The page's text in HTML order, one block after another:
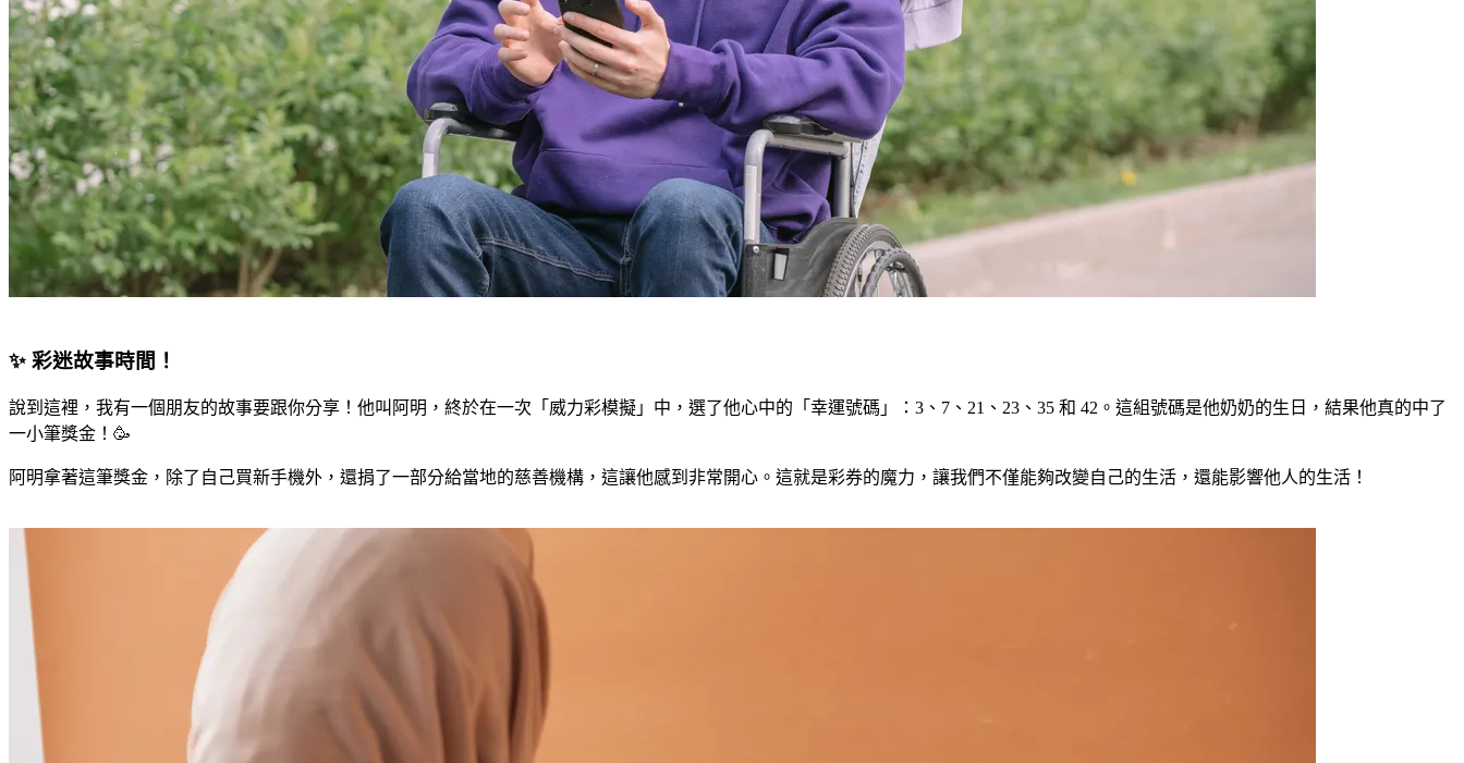
✨ 彩迷故事時間！
說到這裡，我有一個朋友的故事要跟你分享！他叫阿明，終於在一次「威力彩模擬」中，選了他心中的「幸運號碼」：3、7、21、23、35 和 42。這組號碼是他奶奶的生日，結果他真的中了
一小筆獎金！🥳
阿明拿著這筆獎金，除了自己買新手機外，還捐了一部分給當地的慈善機構，這讓他感到非常開心。這就是彩券的魔力，讓我們不僅能夠改變自己的生活，還能影響他人的生活！